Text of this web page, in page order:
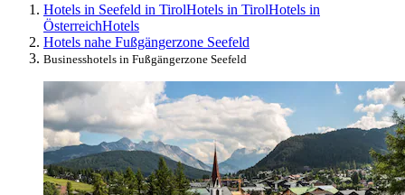
Hotels in Seefeld in TirolHotels in TirolHotels in
ÖsterreichHotels
Hotels nahe Fußgängerzone Seefeld
Businesshotels in Fußgängerzone Seefeld